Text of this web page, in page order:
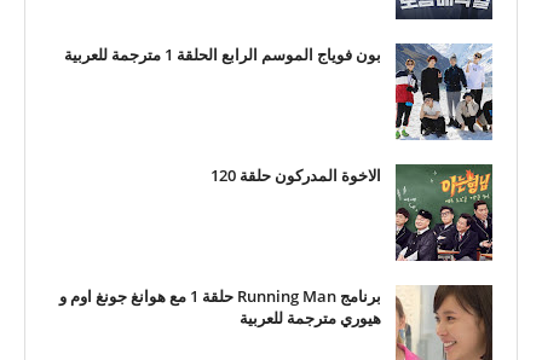
بون فوياج الموسم الرابع الحلقة 1 مترجمة للعربية
الاخوة المدركون حلقة 120
برنامج Running Man حلقة 1 مع هوانغ جونغ اوم و
هيوري مترجمة للعربية